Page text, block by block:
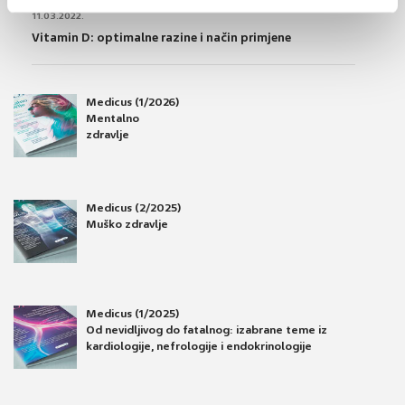
11.03.2022.
Vitamin D: optimalne razine i način primjene
Medicus (1/2026)
Mentalno
zdravlje
Medicus (2/2025)
Muško zdravlje
Medicus (1/2025)
Od nevidljivog do fatalnog: izabrane teme iz
kardiologije, nefrologije i endokrinologije